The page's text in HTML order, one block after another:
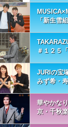
「新生雪
＃１２５
JURIの宝
みず希・
華やかな
京・千秋楽